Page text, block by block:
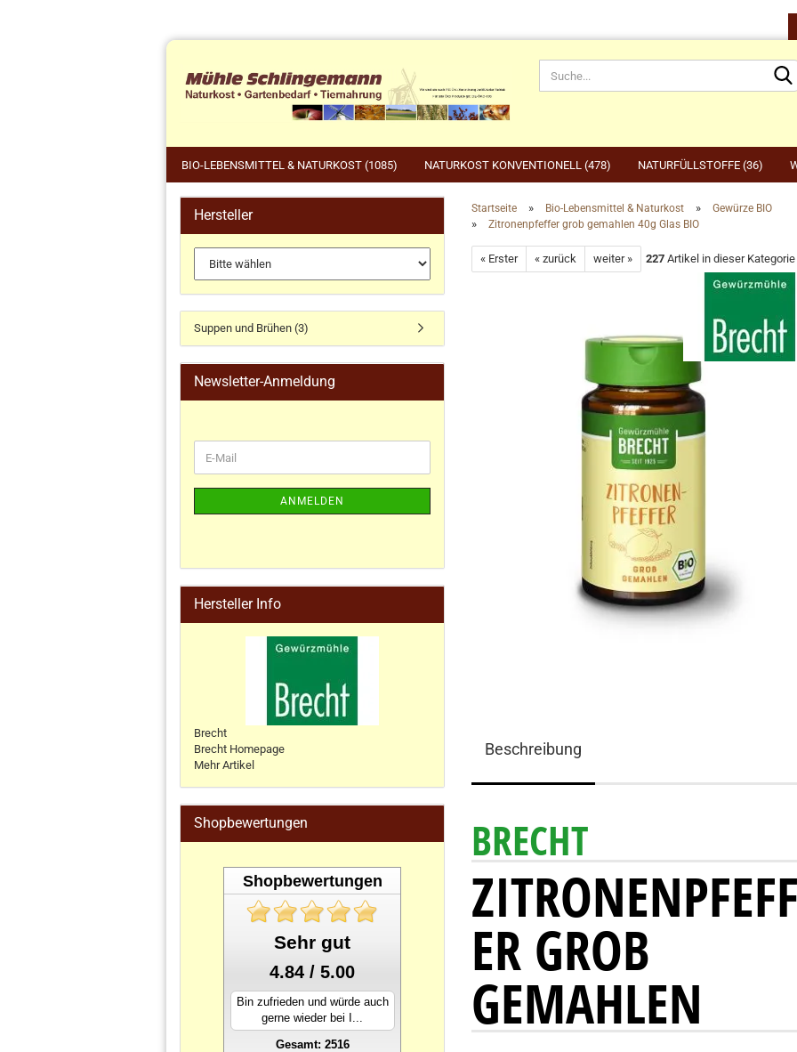
Konto erstellen
Passwort vergessen?
BIO-LEBENSMITTEL & NATURKOST (1085) NATURKOST KONVENTIONELL (478) NATURFÜLLSTOFFE (36)
Küchengeräte und Zubehör
Dr. Haubrich
Koch- und Backbücher
Küchengeräte
Küchenhelfer
Pferdefutter
Wildvogelfutter & Winterfütterung
Compo
Startseite » Bio-Lebensmittel & Naturkost » Gewürze BIO
» Zitronenpfeffer grob gemahlen 40g Glas BIO
« Erster « zurück weiter » 227 Artikel in dieser Kategorie
Beschreibung
BRECHT
ER GROB
GEMAHLEN
Hersteller
Suppen und Brühen (3)
Newsletter-Anmeldung
ANMELDEN
Hersteller Info
Brecht
Brecht Homepage
Mehr Artikel
Shopbewertungen
Shopbewertungen
Sehr gut
4.84 / 5.00
Bin zufrieden und würde auch
gerne wieder bei I...
Gesamt: 2516